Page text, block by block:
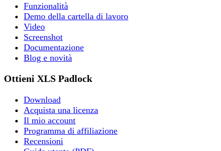
Funzionalità
Demo della cartella di lavoro
Video
Screenshot
Documentazione
Blog e novità
Ottieni XLS Padlock
Download
Acquista una licenza
Il mio account
Programma di affiliazione
Recensioni